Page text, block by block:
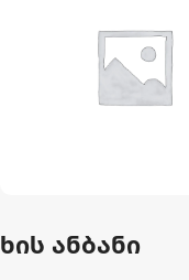
ხის ანბანი